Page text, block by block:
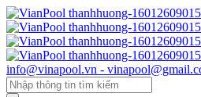
info@vinapool.vn -